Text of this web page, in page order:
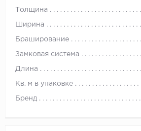
Толщина
Ширина
Браширование
Замковая система
Длина
Кв. м в упаковке
Бренд